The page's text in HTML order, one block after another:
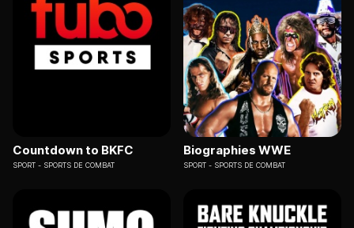
Countdown to BKFC
SPORT SPORTS DE COMBAT
Biographies WWE
SPORT SPORTS DE COMBAT